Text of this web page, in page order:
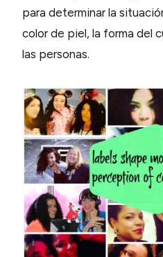
para determinar la
color de piel, la forma del
las personas.